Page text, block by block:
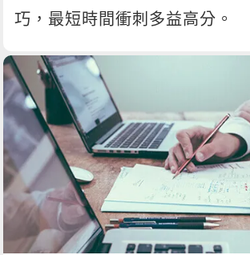
巧，最短時間衝刺多益高分。